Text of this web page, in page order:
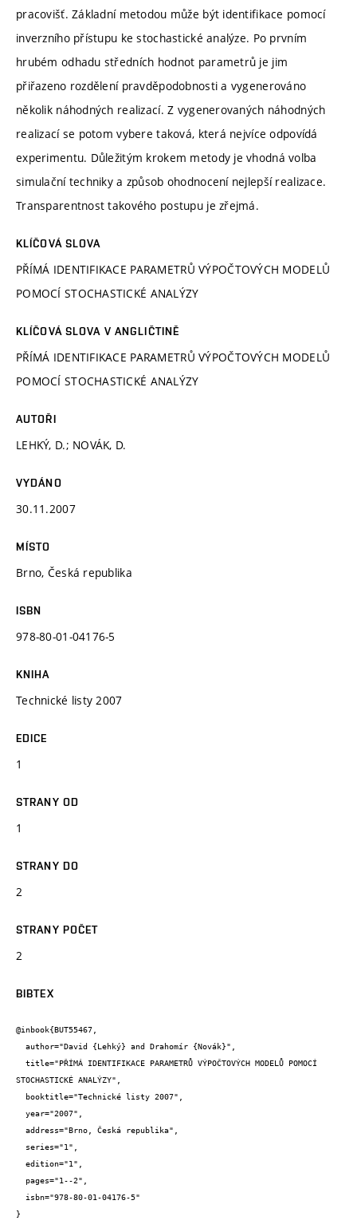
pracovišť. Základní metodou může být identifikace pomocí
inverzního přístupu ke stochastické analýze. Po prvním
hrubém odhadu středních hodnot parametrů je jim
přiřazeno rozdělení pravděpodobnosti a vygenerováno
několik náhodných realizací. Z vygenerovaných náhodných
realizací se potom vybere taková, která nejvíce odpovídá
experimentu. Důležitým krokem metody je vhodná volba
simulační techniky a způsob ohodnocení nejlepší realizace.
Transparentnost takového postupu je zřejmá.
KLÍČOVÁ SLOVA
PŘÍMÁ IDENTIFIKACE PARAMETRŮ VÝPOČTOVÝCH MODELŮ
POMOCÍ STOCHASTICKÉ ANALÝZY
KLÍČOVÁ SLOVA V ANGLIČTINĚ
PŘÍMÁ IDENTIFIKACE PARAMETRŮ VÝPOČTOVÝCH MODELŮ
POMOCÍ STOCHASTICKÉ ANALÝZY
AUTOŘI
LEHKÝ, D.; NOVÁK, D.
VYDÁNO
30.11.2007
MÍSTO
Brno, Česká republika
ISBN
978-80-01-04176-5
KNIHA
Technické listy 2007
EDICE
1
STRANY OD
1
STRANY DO
2
STRANY POČET
2
BIBTEX
@inbook{BUT55467,
STOCHASTICKÉ ANALÝZY",
}